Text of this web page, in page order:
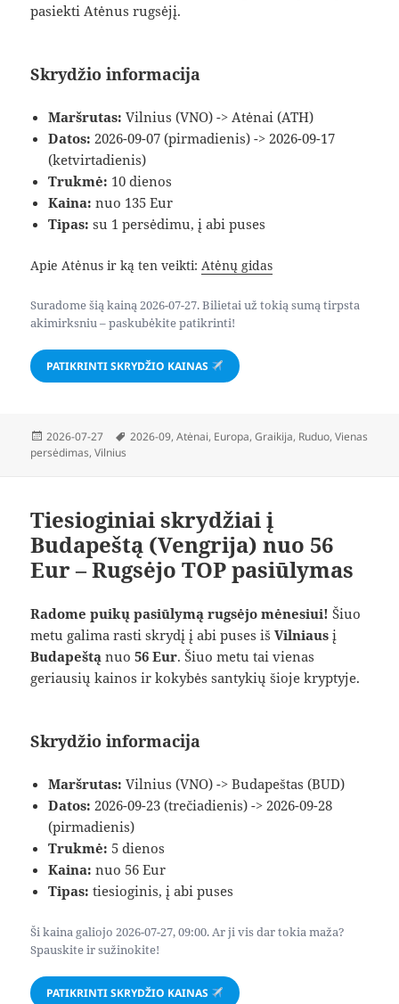
pasiekti Atėnus rugsėjį.
Skrydžio informacija
Maršrutas: Vilnius (VNO) -> Atėnai (ATH)
Datos: 2026-09-07 (pirmadienis) -> 2026-09-17
(ketvirtadienis)
Trukmė: 10 dienos
Kaina: nuo 135 Eur
Tipas: su 1 persėdimu, į abi puses
Apie Atėnus ir ką ten veikti:Atėnų gidas
Suradome šią kainą 2026-07-27. Bilietai už tokią sumą tirpsta
akimirksniu – paskubėkite patikrinti!
PATIKRINTI SKRYDŽIO KAINAS
Paskelbta
2026-07-27 Žymos
2026-09,Atėnai, Europa,Graikija, Ruduo,Vienas
persėdimas,Vilnius
Tiesioginiai skrydžiai į
Budapeštą (Vengrija) nuo 56
Eur – Rugsėjo TOP pasiūlymas
Radome puikų pasiūlymą rugsėjo mėnesiui! Šiuo
metu galima rasti skrydį į abi puses išVilniaus į
Budapeštą nuo56 Eur. Šiuo metu tai vienas
geriausių kainos ir kokybės santykių šioje kryptyje.
Skrydžio informacija
Maršrutas: Vilnius (VNO) -> Budapeštas (BUD)
Datos: 2026-09-23 (trečiadienis) -> 2026-09-28
(pirmadienis)
Trukmė: 5 dienos
Kaina: nuo 56 Eur
Tipas: tiesioginis, į abi puses
Ši kaina galiojo 2026-07-27, 09:00. Ar ji vis dar tokia maža?
Spauskite ir sužinokite!
PATIKRINTI SKRYDŽIO KAINAS